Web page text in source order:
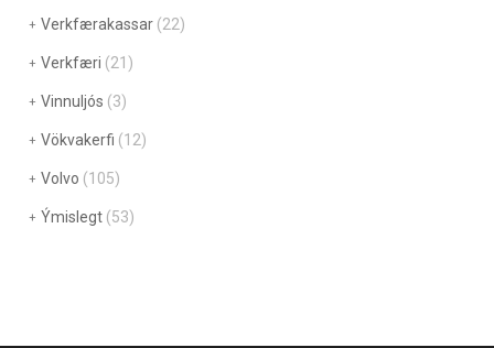
Verkfærakassar (22)
Verkfæri (21)
Vinnuljós (3)
Vökvakerfi (12)
Volvo (105)
Ýmislegt (53)